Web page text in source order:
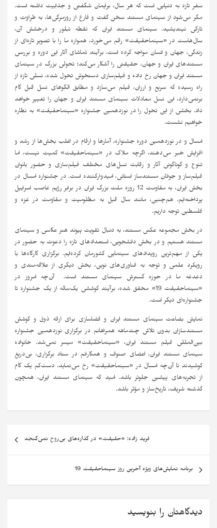
سفر تازه به دنیایی است که هر سال، برایمان شگفتی و جذابیت داشته است.
مگر می‌شود از سینمای مستند سخن گفت و فارغ از روزمرگی‌ها، به طراوت و
تازگی نیندیشید. سینمای مستند ایران که نقطه تبلور و درخشش آن،
سال‌هاست در «سینماحقیقت» رقم می‌خورد، همواره ما را با تصویر تازه‌ای از
زندگی، جهان و انسان مواجه کرده است. برآیند تماشای آثار این دوره و بررسی
مستندهای ایران و جهان، حقیقتی را آشکار می‌کند؛ تحولی بزرگ در سینمای
مستند ایران و جهان رخ داده و فیلم‌سازی دستخوش تحول شده، نسلی تازه از
راه رسیده که سریع و ارزان، فیلم می‌سازد و مطابق الگوهای نسل قبل گام
برنمی‌دارد، این نسل معادلات سینمای مستند ایران و جهان را تغییر خواهد
داد. بخشی از این تحول را در نوزدهمین جشنواره «سینماحقیقت» به نظاره
خواهیم نشست.
امسال و در نوزدهمین دوره جشنواره، آمارها و ارقام در اغلب بخش‌ها از رشد و
افزایش خبر می‌دهند، اگرچه ملاک در «سینماحقیقت» کمیت نیست، اما
تنوع و گوناگونی آثار و رقابت نسل‌های مختلف فیلم‌سازی و حضور بانوان
فیلم‌ساز و جوانان مستندساز استانی، امیدوارکننده است. در جشنواره امسال در
بخش ایران، به مقاومت 12 روزه ملت بزرگ ایران در برابر رژیم غاصب اسراییل
پرداخته‌ایم. هم‌چنین، مانند سال قبل به مظلومیت و مقاومت در غزه و
فلسطین توجه داریم.
در بخش مجموعه عکس مستند، به دنبال تقویت پیوند هنر عکاسی و سینمای
مستند هستیم و در بخش دانشجویی، استعدادهای تازه را دعوت به حضور در
یکی از مهم‌ترین رویدادهای سینمایی کشورمان کرده‌ایم. برگزاری کارگاه‌ها با
رویکرد علمی و توجه به فناوری‌های نوین، بخش دیگری از علاقه‌مندی و
دغدغه ما در حوزه گسترش سینمای مستند است. آن‌چه امروز در
«سینماحقیقت 19» محقق شده، برآیند کوششی یک‌ساله از یک جشنواره تا
جشنواره‌ای دیگر است.
نمایش بضاعت سینمای مستند ایران و فضاسازی برای ارائه ذوق و کوشش
مستندسازان بدون تلاش چندماهه همراهانم در برگزاری نوزدهمین جشنواره
بین‌المللی فیلم مستند ایران، «سینماحقیقت» میسر نمی‌شد. خانواده
سینمای مستند ایران، اعضای صنوف و همکارانم در ستاد برگزاری، بی‌دریغ
کوشیدند تا آن‌چه امسال در «سینماحقیقت» رخ می‌نماید، دست‌کم یک گام
از تجربه‌های پیشین جلوتر باشد. امید که سینمای مستند ایران، همچون
گذشته شریف، تاریخ‌ساز و مؤثر باشد.
فرید زاده: «حقیقت» در گذاره‌های بی‌روح نمی‌گنجد
برنامه نمایش‌های ویژه آخرین روز سینماحقیقت 19
دیدگاهتان را بنویسید